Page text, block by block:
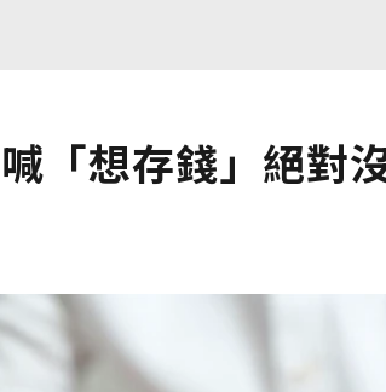
「想存錢」絕對